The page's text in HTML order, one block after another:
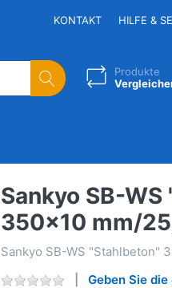
KONTAKT HILFE &
Produkte
Sankyo SB-
350x10 mm/
Sankyo SB-WS "Stahlbeton"
Geben Sie